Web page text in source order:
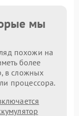
мы
похожи на
более
в сложных
процессора.